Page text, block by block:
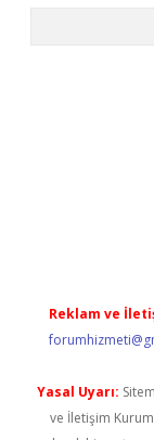
Reklam ve
Yasal Uyarı:
ve İletişim